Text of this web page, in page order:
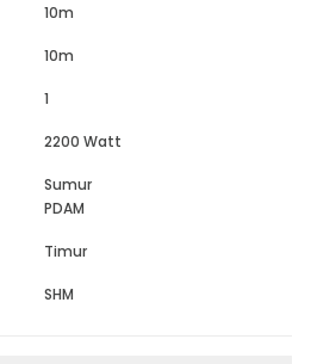
10m
10m
1
2200 Watt
Sumur
PDAM
Timur
SHM